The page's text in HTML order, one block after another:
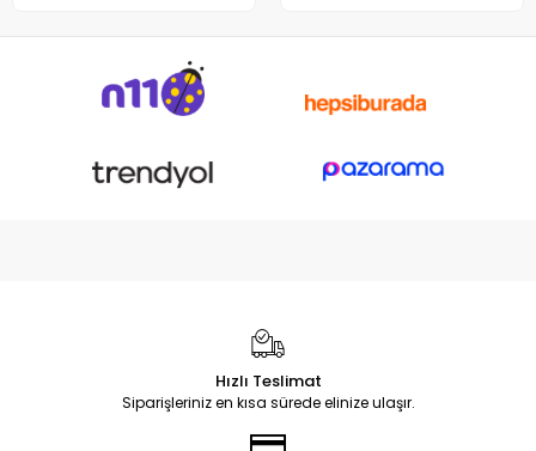
Hızlı Teslimat
Siparişleriniz en kısa sürede elinize ulaşır.